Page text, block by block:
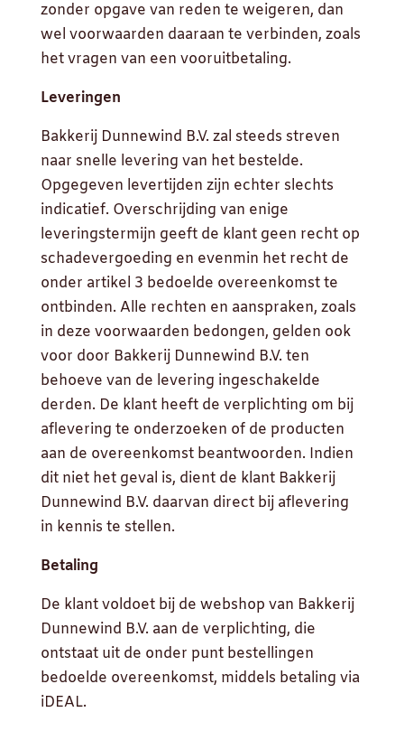
zonder opgave van reden te weigeren, dan
wel voorwaarden daaraan te verbinden, zoals
het vragen van een vooruitbetaling.
Leveringen
Bakkerij Dunnewind B.V. zal steeds streven
naar snelle levering van het bestelde.
Opgegeven levertijden zijn echter slechts
indicatief. Overschrijding van enige
leveringstermijn geeft de klant geen recht op
schadevergoeding en evenmin het recht de
onder artikel 3 bedoelde overeenkomst te
ontbinden. Alle rechten en aanspraken, zoals
in deze voorwaarden bedongen, gelden ook
voor door Bakkerij Dunnewind B.V. ten
behoeve van de levering ingeschakelde
derden. De klant heeft de verplichting om bij
aflevering te onderzoeken of de producten
aan de overeenkomst beantwoorden. Indien
dit niet het geval is, dient de klant Bakkerij
Dunnewind B.V. daarvan direct bij aflevering
in kennis te stellen.
Betaling
De klant voldoet bij de webshop van Bakkerij
Dunnewind B.V. aan de verplichting, die
ontstaat uit de onder punt bestellingen
bedoelde overeenkomst, middels betaling via
iDEAL.